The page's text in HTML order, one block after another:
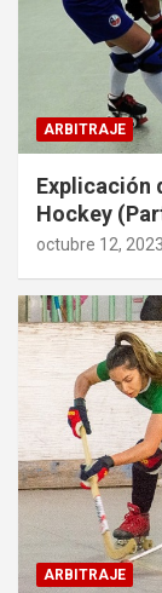
ARBITRAJE
Explicación
Hockey
octubre 12, 2023
ARBITRAJE